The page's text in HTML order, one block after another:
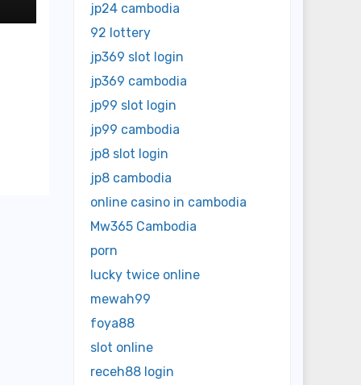
jp24 cambodia
92 lottery
jp369 slot login
jp369 cambodia
jp99 slot login
jp99 cambodia
jp8 slot login
jp8 cambodia
online casino in cambodia
Mw365 Cambodia
porn
lucky twice online
mewah99
foya88
slot online
receh88 login